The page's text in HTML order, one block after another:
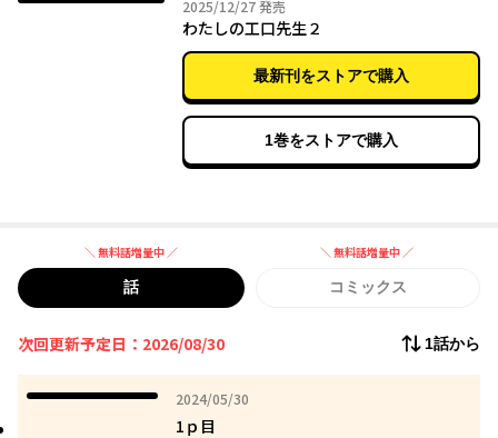
2025/12/272025年12月27日
発売
わたしの工口先生２
最新刊をストアで購入
1巻をストアで購入
＼ 無料話増量中 ／ ＼ 無料話増量中 ／
無料話増量中
話 無料話増量中
コミックス
次回更新予定日：2026/08/30 1話から
2024/05/30
2024年05月30日
1ｐ目